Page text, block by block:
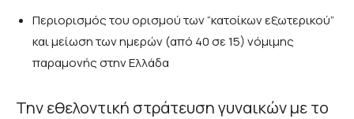
Περιορισμός του ορισμού των “κατοίκων εξωτερικού”
και μείωση των ημερών (από 40 σε 15) νόμιμης
παραμονής στην Ελλάδα
Την εθελοντική στράτευση γυναικών με το